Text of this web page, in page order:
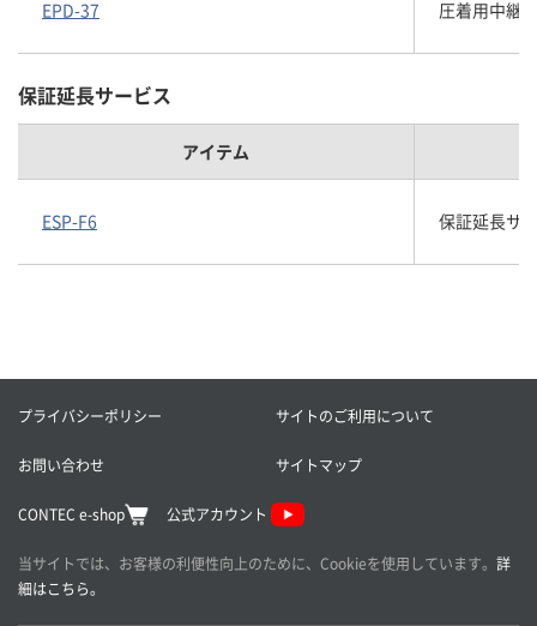
EPD-37 圧着用中継
保証延長サービス
アイテム
ESP-F6 保証延長サ
プライバシーポリシー サイトのご利用について
お問い合わせ サイトマップ
CONTEC e-shop 公式アカウント
当サイトでは、お客様の利便性向上のために、Cookieを使用しています。 詳
細はこちら。